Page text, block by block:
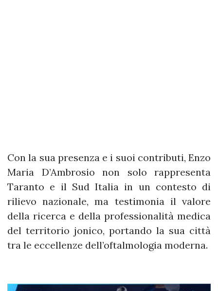
Con la sua presenza e i suoi contributi, Enzo
Maria D’Ambrosio non solo rappresenta
Taranto e il Sud Italia in un contesto di
rilievo nazionale, ma testimonia il valore
della ricerca e della professionalità medica
del territorio jonico, portando la sua città
tra le eccellenze dell’oftalmologia moderna.